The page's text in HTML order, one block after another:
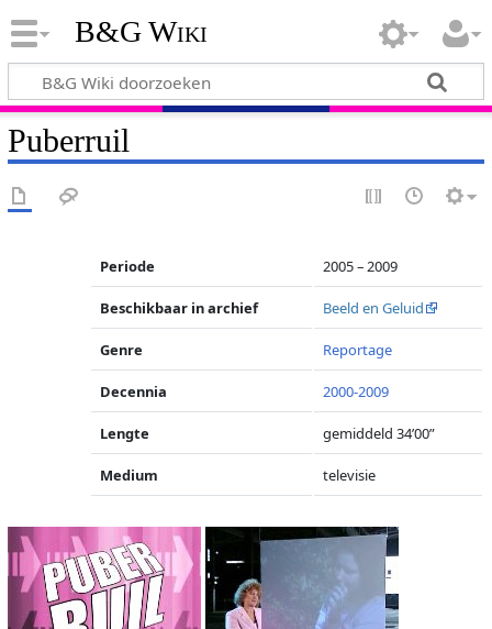
B&G Wiki
Puberruil
Periode 2005 – 2009
Beschikbaar in archief Beeld en Geluid
Genre Reportage
Decennia 2000-2009
Lengte gemiddeld 34’00”
Medium televisie